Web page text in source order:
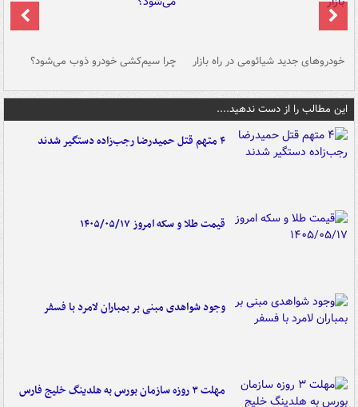
خودروهای جدید شیائومی در راه بازار چرا سیم‌کشی خودرو ذوب می‌شود؟
این مطالب را از دست ندهید....
۴ متهم قتل حمیدرضا رجب‌زاده دستگیر شدند
قیمت طلا و سکه امروز ۱۴۰۵/۰۵/۱۷
وجود شواهدی مبنی بر بمباران لامرد با فسفر
مهلت ۳ روزه سازمان بورس به هلدینگ خلیج فارس